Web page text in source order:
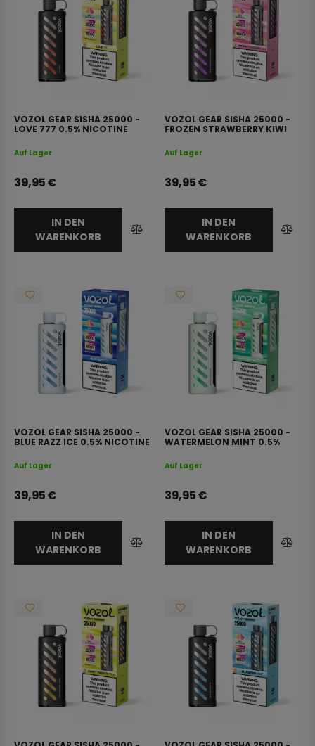
VOZOL GEAR SISHA 25000 -
LOVE 777 0.5% NICOTINE
Auf Lager
39,95€
IN DEN
WARENKORB
VOZOL GEAR SISHA 25000 -
FROZEN STRAWBERRY KIWI
Auf Lager
39,95€
IN DEN
WARENKORB
VOZOL GEAR SISHA 25000 -
BLUE RAZZ ICE 0.5% NICOTINE
Auf Lager
39,95€
IN DEN
WARENKORB
VOZOL GEAR SISHA 25000 -
WATERMELON MINT 0.5%
Auf Lager
39,95€
IN DEN
WARENKORB